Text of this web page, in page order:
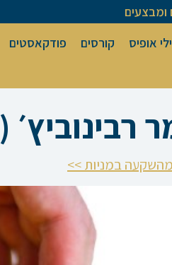
ומבצעים
אופיס קורסים פודקאסטים
(19/12/23)
במניות >>